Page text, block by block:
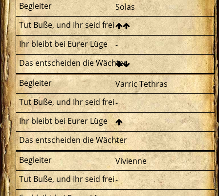
Solas
-
Varric Tethras
-
-
Vivienne
-